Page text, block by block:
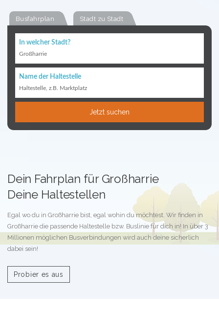
Busfahrplan Stadt zu Stadt
In welcher Stadt?
Großharrie
Name der Haltestelle
Haltestelle, z.B. Marktplatz
Jetzt suchen
Dein Fahrplan für Großharrie
Deine Haltestellen
Egal wo du in Großharrie bist, egal wohin du möchtest. Wir finden in
Großharrie die passende Haltestelle bzw. Buslinie für dich in! In über 3
Millionen möglichen Busverbindungen wird auch deine sicherlich
dabei sein!
Probier es aus